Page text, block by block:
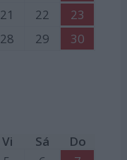
21 22
23
28 29 30
Vi Sá
Do